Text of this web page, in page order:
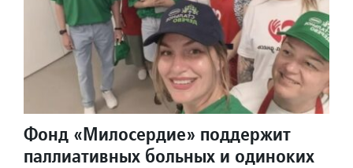
Фонд «Милосердие» поддержит
паллиативных больных и одиноких